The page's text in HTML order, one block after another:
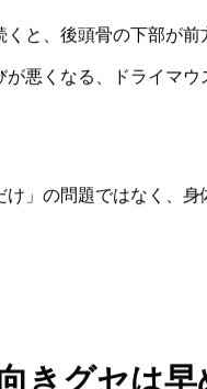
くと、後頭骨の下部が
が悪くなる、ドライマ
」の問題ではなく、
きグセは